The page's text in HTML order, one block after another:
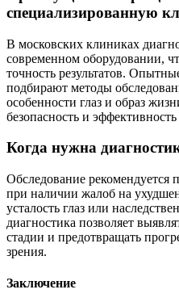
специализированную
В московских клиниках
современном оборудовании,
точность результатов.
подбирают методы
особенности глаз и образ
безопасность и
Когда нужна
Обследование рекомендуется
при наличии жалоб на
усталость глаз или
диагностика позволяет
стадии и предотвращать
зрения.
Заключение